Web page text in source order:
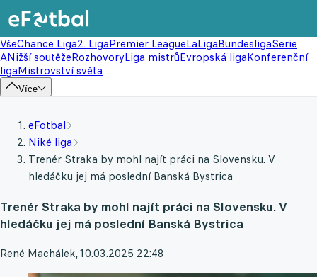
VšeChance Liga2. LigaPremier LeagueLaLigaBundesligaSerie
ANižší soutěžeRozhovoryLiga mistrůEvropská ligaKonferenční
ligaMistrovství světa
Více
eFotbal
Niké liga
Trenér Straka by mohl najít práci na Slovensku. V
hledáčku jej má poslední Banská Bystrica
Trenér Straka by mohl najít práci na Slovensku. V
hledáčku jej má poslední Banská Bystrica
René Machálek,10.03.2025 22:48